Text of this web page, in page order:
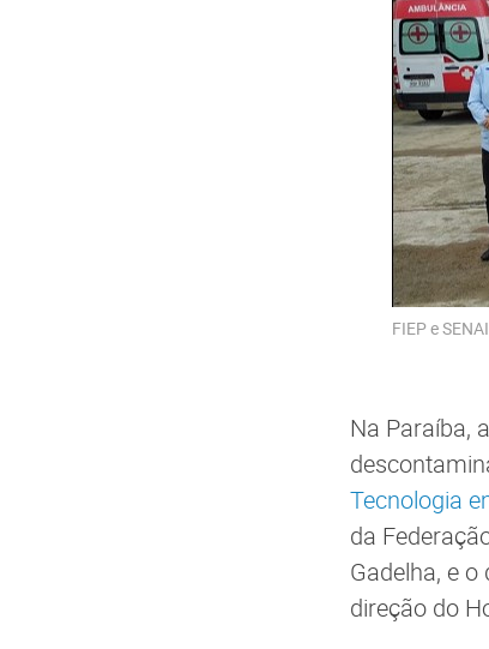
FIEP e
Na Paraíba,
Tecnologia
da
Gadelha, e
direção do